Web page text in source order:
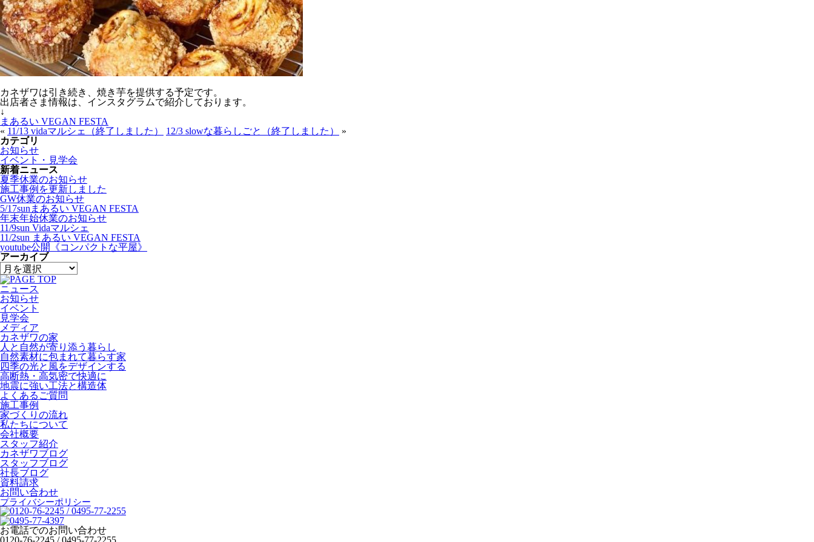
カネザワは引き続き、焼き芋を提供する予定です。
出店者さま情報は、インスタグラムで紹介しております。
↓
まあるい VEGAN FESTA
« 11/13 vidaマルシェ（終了しました） 12/3 slowな暮らしごと（終了しました）
»
カテゴリ
お知らせ
イベント・見学会
新着ニュース
夏季休業のお知らせ
施工事例を更新しました
GW休業のお知らせ
5/17sunまあるい VEGAN FESTA
年末年始休業のお知らせ
11/9sun Vidaマルシェ
11/2sun まあるい VEGAN FESTA
youtube公開《コンパクトな平屋》
アーカイブ
ニュース
お知らせ
イベント
見学会
メディア
カネザワの家
人と自然が寄り添う暮らし
自然素材に包まれて暮らす家
四季の光と風をデザインする
高断熱・高気密で快適に
地震に強い工法と構造体
よくあるご質問
施工事例
家づくりの流れ
私たちについて
会社概要
スタッフ紹介
カネザワブログ
スタッフブログ
社長ブログ
資料請求
お問い合わせ
プライバシーポリシー
お電話でのお問い合わせ
0120-76-2245 /0495-77-2255